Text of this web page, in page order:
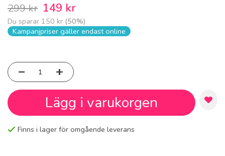
299 kr 149 kr
Du sparar 150 kr (50%)
Kampanjpriser gäller endast online
Lägg i varukorgen
Finns i lager för omgående leverans